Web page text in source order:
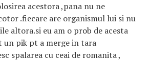
acestora ,pana nu ne
.fiecare are organismul lui si nu
altora.si eu am o prob de acesta
un pik pt a merge in tara
spalarea cu ceai de romanita ,